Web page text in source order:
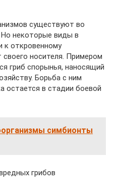
существуют во
некоторые виды в
к откровенному
своего носителя. Примером
гриб спорынья, наносящий
Борьба с ним
остается в стадии боевой
симбионты
грибов